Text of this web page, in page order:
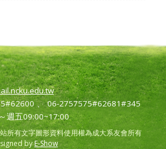
、 06-2757575#62681#345
週五09:00~17:00
所有文字圖形資料使用權為成大系友會所有
byE-Show